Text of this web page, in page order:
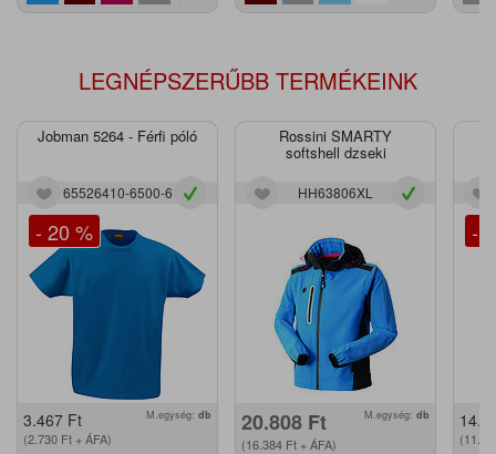
LEGNÉPSZERŰBB TERMÉKEINK
Jobman 5264 - Férfi póló
65526410-6500-6
- 20 %
3.467 Ft
(2.730 Ft + ÁFA)
M.egység: db
Rossini SMARTY
softshell dzseki
HH63806XL
20.808 Ft
(16.384 Ft + ÁFA)
M.egység: db
-